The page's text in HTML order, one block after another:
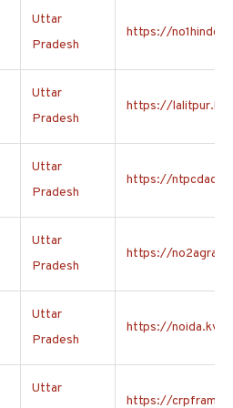
Uttar
Pradesh
https://
Uttar
Pradesh
https://
Uttar
Pradesh
https://
Uttar
Pradesh
https://
Uttar
Pradesh
https://
Uttar
https://